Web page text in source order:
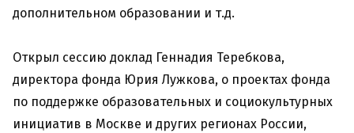
дополнительном образовании и т.д.
Открыл сессию доклад Геннадия Теребкова,
директора фонда Юрия Лужкова, о проектах фонда
по поддержке образовательных и социокультурных
инициатив в Москве и других регионах России,